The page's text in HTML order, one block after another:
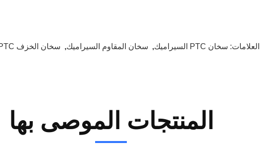
العلامات: سخان PTC السيراميك , سخان المقاوم السيراميك, سخان الخزف PTC
المنتجات الموصى بها